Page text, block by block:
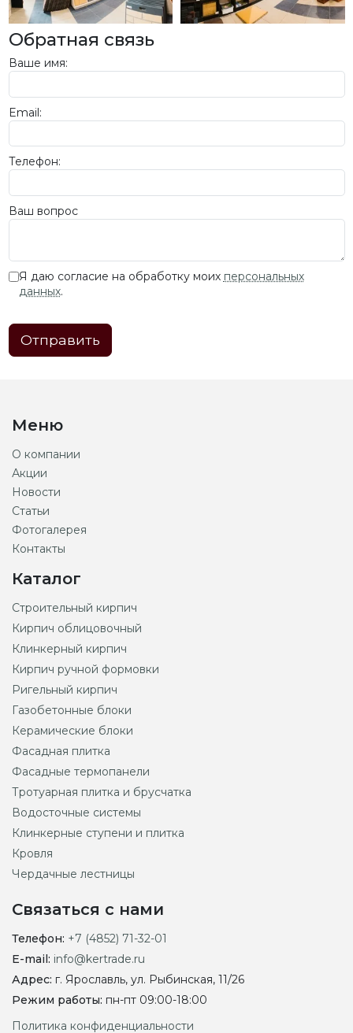
Обратная связь
Ваше имя:
Email:
Телефон:
Ваш вопрос
Я даю согласие на обработку моих персональных
данных.
Отправить
Меню
О компании
Акции
Новости
Статьи
Фотогалерея
Контакты
Каталог
Строительный кирпич
Кирпич облицовочный
Клинкерный кирпич
Кирпич ручной формовки
Ригельный кирпич
Газобетонные блоки
Керамические блоки
Фасадная плитка
Фасадные термопанели
Тротуарная плитка и брусчатка
Водосточные системы
Клинкерные ступени и плитка
Кровля
Чердачные лестницы
Связаться с нами
Телефон: +7 (4852) 71-32-01
E-mail: info@kertrade.ru
Адрес: г. Ярославль, ул. Рыбинская, 11/26
Режим работы: пн-пт 09:00-18:00
Политика конфиденциальности